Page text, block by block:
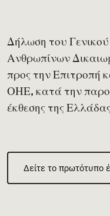
Δήλωση του
Ανθρωπίνων
προς την Επιτροπή
ΟΗΕ, κατά την
έκθεσης της
Δείτε το πρωτότυπο